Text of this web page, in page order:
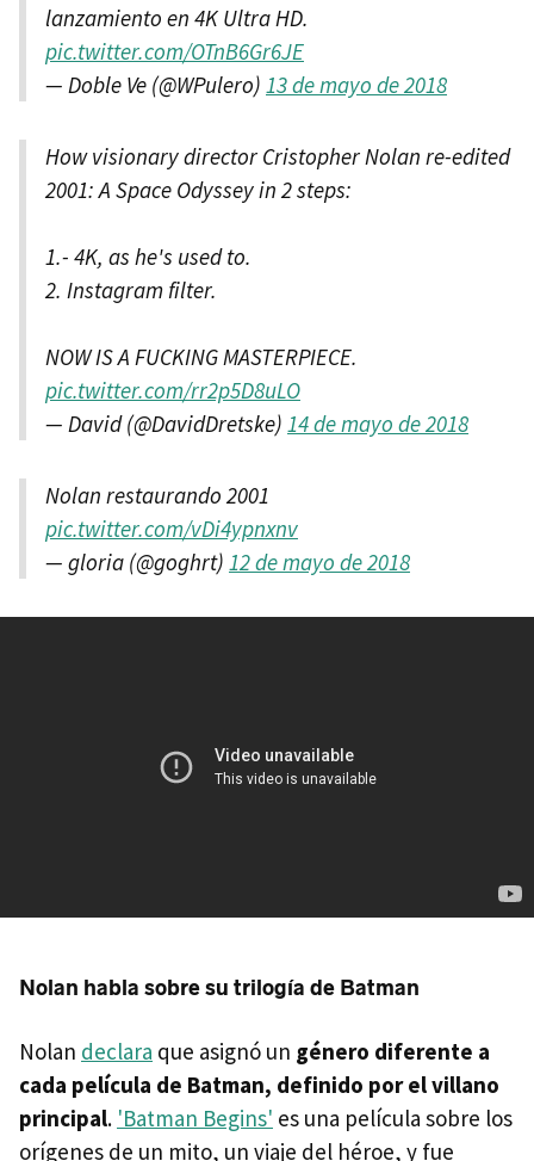
lanzamiento en 4K Ultra HD.
pic.twitter.com/OTnB6Gr6JE
— Doble Ve (@WPulero) 13 de mayo de 2018
How visionary director Cristopher Nolan re-edited
2001: A Space Odyssey in 2 steps:
1.- 4K, as he's used to.
2. Instagram filter.
NOW IS A FUCKING MASTERPIECE.
pic.twitter.com/rr2p5D8uLO
— David (@DavidDretske) 14 de mayo de 2018
Nolan restaurando 2001
pic.twitter.com/vDi4ypnxnv
— gloria (@goghrt) 12 de mayo de 2018
Nolan habla sobre su trilogía de Batman
Nolan declara que asignó un género diferente a
cada película de Batman, definido por el villano
principal. 'Batman Begins' es una película sobre los
orígenes de un mito, un viaje del héroe, y fue